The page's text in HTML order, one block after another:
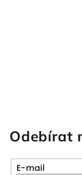
Odebírat
E-mail